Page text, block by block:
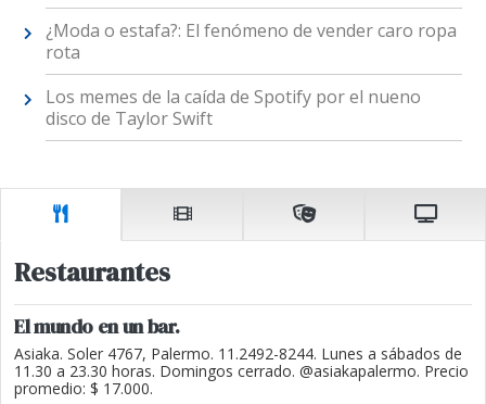
¿Moda o estafa?: El fenómeno de vender caro ropa
rota
Los memes de la caída de Spotify por el nueno
disco de Taylor Swift
Restaurantes
El mundo en un bar.
Asiaka. Soler 4767, Palermo. 11.2492-8244. Lunes a sábados de
11.30 a 23.30 horas. Domingos cerrado. @asiakapalermo. Precio
promedio: $ 17.000.